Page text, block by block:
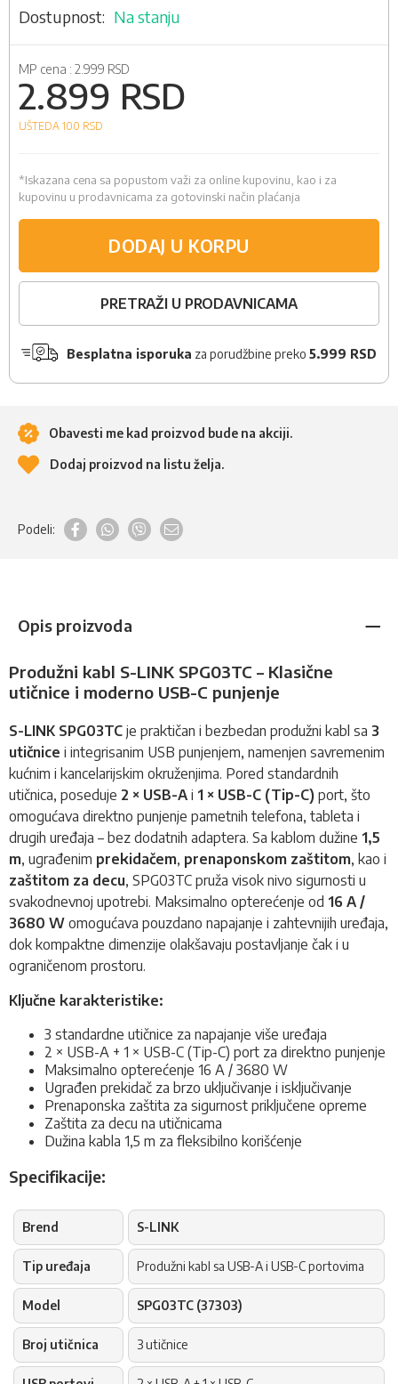
Na stanju
MP cena : 2.999 RSD
2.899 RSD
UŠTEDA 100 RSD
*Iskazana cena sa popustom važi za online kupovinu, kao i za
kupovinu u prodavnicama za gotovinski način plaćanja
DODAJ U KORPU
PRETRAŽI U PRODAVNICAMA
Besplatna isporuka za porudžbine preko 5.999 RSD
Obavesti me kad proizvod bude na akciji.
Dodaj proizvod na listu želja.
Podeli:
Opis proizvoda
Produžni kabl S-LINK SPG03TC – Klasične
utičnice i moderno USB-C punjenje
S-LINK SPG03TC je praktičan i bezbedan produžni kabl sa 3
utičnice i integrisanim USB punjenjem, namenjen savremenim
kućnim i kancelarijskim okruženjima. Pored standardnih
utičnica, poseduje 2 × USB-A i 1 × USB-C (Tip-C) port, što
omogućava direktno punjenje pametnih telefona, tableta i
drugih uređaja – bez dodatnih adaptera. Sa kablom dužine 1,5
m, ugrađenim prekidačem, prenaponskom zaštitom, kao i
zaštitom za decu, SPG03TC pruža visok nivo sigurnosti u
svakodnevnoj upotrebi. Maksimalno opterećenje od 16 A /
3680 W omogućava pouzdano napajanje i zahtevnijih uređaja,
dok kompaktne dimenzije olakšavaju postavljanje čak i u
ograničenom prostoru.
Ključne karakteristike:
3 standardne utičnice za napajanje više uređaja
2 × USB-A + 1 × USB-C (Tip-C) port za direktno punjenje
Maksimalno opterećenje 16 A / 3680 W
Ugrađen prekidač za brzo uključivanje i isključivanje
Prenaponska zaštita za sigurnost priključene opreme
Zaštita za decu na utičnicama
Dužina kabla 1,5 m za fleksibilno korišćenje
Specifikacije:
Brend S-LINK
Tip uređaja Produžni kabl sa USB-A i USB-C portovima
Model SPG03TC (37303)
Broj utičnica 3 utičnice